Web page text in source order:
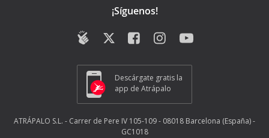
¡Síguenos!
Descárgate gratis la
app de Atrápalo
ATRÁPALO S.L. - Carrer de Pere IV 105-109 - 08018 Barcelona (España) -
GC1018